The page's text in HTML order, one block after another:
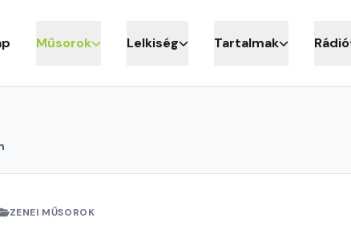
Műsorok Lelkiség Tartalmak Rádió
ZENEI MŰSOROK